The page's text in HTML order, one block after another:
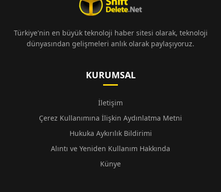
Türkiye'nin en büyük teknoloji haber sitesi olarak, teknoloji
dünyasından gelişmeleri anlık olarak paylaşıyoruz.
KURUMSAL
İletişim
Çerez Kullanımına İlişkin Aydınlatma Metni
Hukuka Aykırılık Bildirimi
Alıntı ve Yeniden Kullanım Hakkında
Künye